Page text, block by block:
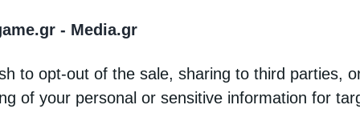
- Media.gr
to opt-out of the sale, sharing to third parties,
of your personal or sensitive information for
μόνο βιομηχανική επιλογή, αλλά και αποτέλεσμα
προέλευσης, που συνδέονται με την απαλλαγή από
Ηνωμένο Βασίλειο, ωθούν ήδη τους κατασκευαστές
τους. Παράλληλα, το οικονομικό και τεχνικό